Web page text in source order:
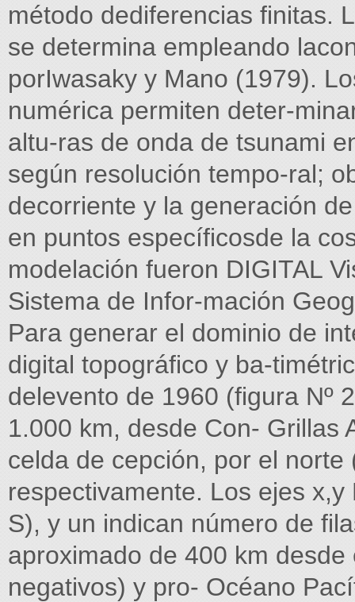
método dediferencias finitas.
se determina empleando
porIwasaky y Mano (1979).
numérica permiten deter-
altu-ras de onda de tsunami
según resolución tempo-ral;
decorriente y la generación
en puntos específicosde la
modelación fueron DIGITAL
Sistema de Infor-mación
Para generar el dominio de
digital topográfico y ba-
delevento de 1960 (figura Nº
1.000 km, desde Con- Grillas
celda de cepción, por el
respectivamente. Los ejes
S), y un indican número de
aproximado de 400 km
negativos) y pro- Océano